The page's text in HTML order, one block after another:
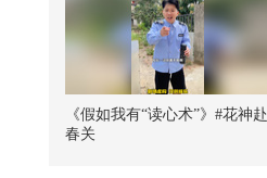
《假如我有“读心术”》#花神赴
春关